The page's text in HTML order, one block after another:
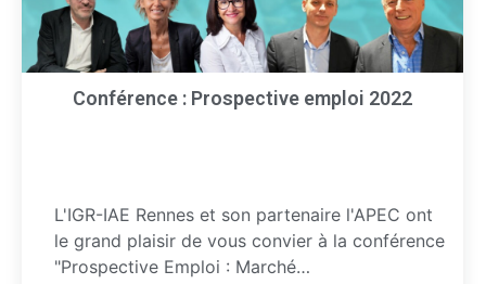
Conférence : Prospective emploi 2022
L'IGR-IAE Rennes et son partenaire l'APEC ont
le grand plaisir de vous convier à la conférence
"Prospective Emploi : Marché…